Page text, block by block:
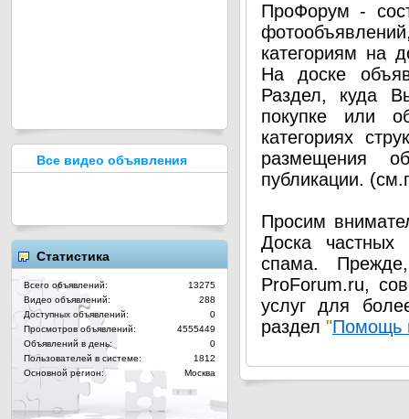
ПроФорум -
категориям на
На доске
Раздел, куда
покупке или
категориях
размещения
публикации.
Просим
Доска частных
спама.
ProForum.ru,
услуг для
раздел "Помощь
Все видео объявления
Статистика
Всего объявлений:
13275
Видео объявлений:
288
Доступных объявлений:
0
Просмотров объявлений:
4555449
Объявлений в день:
0
Пользователей в системе:
1812
Основной регион:
Москва